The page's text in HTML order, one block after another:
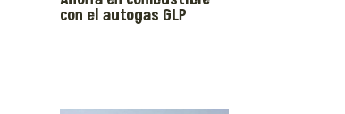
con el autogas GLP